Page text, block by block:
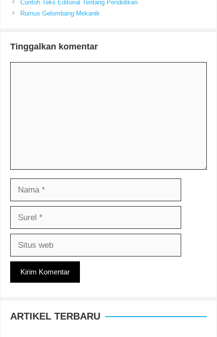
Contoh Teks Editorial Tentang Pendidikan
Rumus Gelombang Mekanik
Tinggalkan komentar
Nama
Surel
Situs
ARTIKEL TERBARU